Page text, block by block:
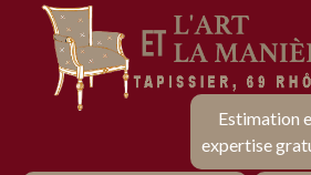
Estimation
expertise